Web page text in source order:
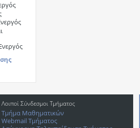
Λοιποί Σύνδεσμοι Τμήματος
Τμήμα Μαθηματικών
Webmail Τμήματος